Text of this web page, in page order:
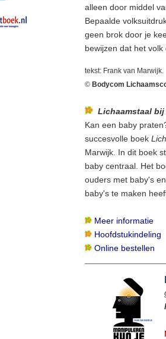
alleen door middel
Bepaalde
geen brok door je
bewijzen dat het
tekst: Frank van Marwijk.
© Bodycom
Lichaamstaal
Kan een baby
succesvolle boek
Marwijk. In dit boek
baby centraal. Het
ouders met baby's
baby's te maken
Meer informatie
Hoofdstukindeling
Online bestellen